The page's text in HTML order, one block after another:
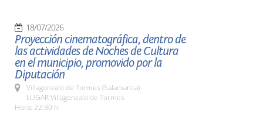
18/07/2026
Proyección cinematográfica, dentro de
las actividades de Noches de Cultura
en el municipio, promovido por la
Diputación
Villagonzalo de Tormes (Salamanca)
LUGAR Villagonzalo de Tormes
Hora: 22:30 h.